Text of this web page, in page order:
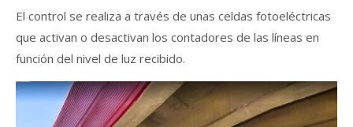
El control se realiza a través de unas celdas fotoeléctricas
que activan o desactivan los contadores de las líneas en
función del nivel de luz recibido.